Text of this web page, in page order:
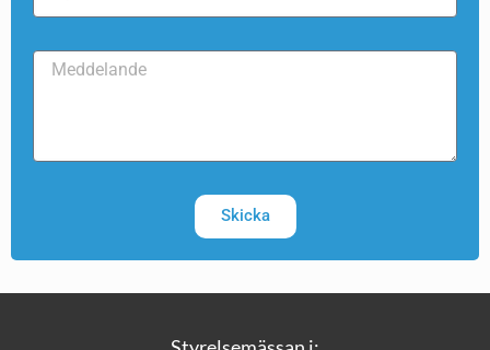
Skicka